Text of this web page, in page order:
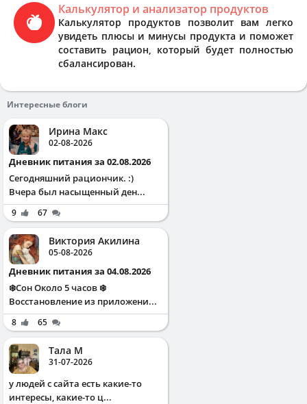
Калькулятор и анализатор продуктов
Калькулятор продуктов позволит вам легко
увидеть плюсы и минусы продукта и поможет
составить рацион, который будет полностью
сбалансирован.
Интересные блоги
Ирина Макс
02-08-2026
Дневник питания за 02.08.2026
Сегодняшний рациончик. :)
Вчера был насыщенный ден...
9 67
Виктория Акилина
05-08-2026
Дневник питания за 04.08.2026
❄️Сон Около 5 часов ❄️
Восстановление из приложени...
8 65
Тала М
31-07-2026
у людей с сайта есть какие-то
интересы, какие-то ц...